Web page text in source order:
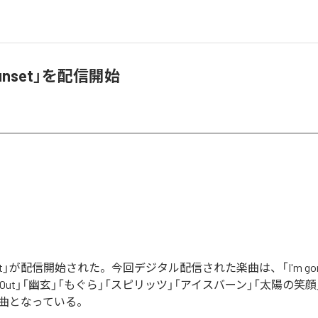
」を配信開始
」が配信開始された。今回デジタル配信された楽曲は、「I'm
Out」「幽玄」「もぐら」「スピリッツ」「アイスバーン」「太陽の笑
となっている。